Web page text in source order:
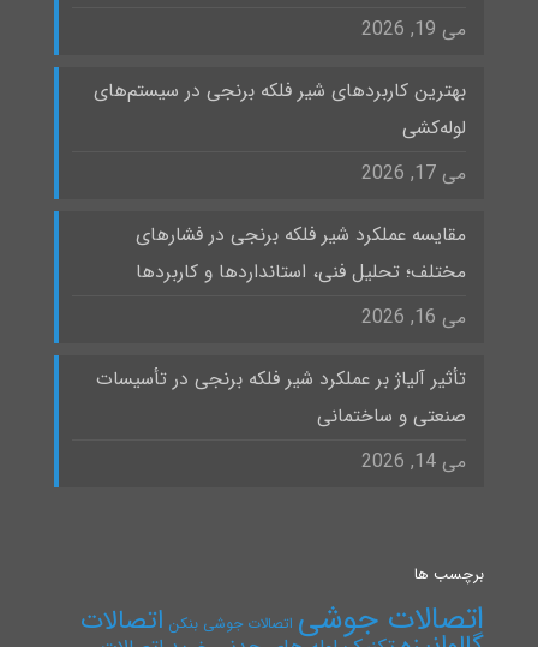
می 19, 2026
بهترین کاربردهای شیر فلکه برنجی در سیستم‌های
لوله‌کشی
می 17, 2026
مقایسه عملکرد شیر فلکه برنجی در فشارهای
مختلف؛ تحلیل فنی، استانداردها و کاربردها
می 16, 2026
تأثیر آلیاژ بر عملکرد شیر فلکه برنجی در تأسیسات
صنعتی و ساختمانی
می 14, 2026
برچسب ها
اتصالات جوشی اتصالات جوشی بنکن اتصالات